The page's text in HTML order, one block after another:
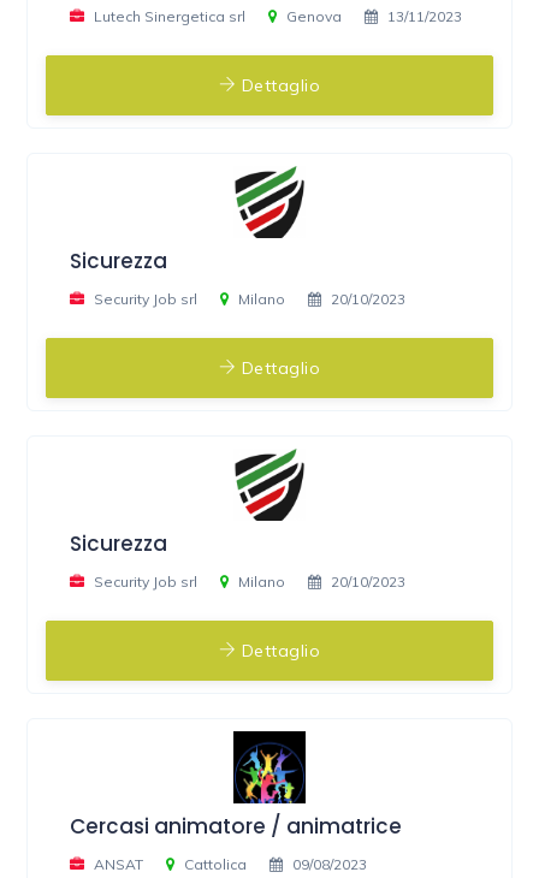
Lutech Sinergetica srl Genova 13/11/2023
Dettaglio
Sicurezza
Security Job srl Milano 20/10/2023
Dettaglio
Sicurezza
Security Job srl Milano 20/10/2023
Dettaglio
Cercasi animatore / animatrice
ANSAT Cattolica 09/08/2023